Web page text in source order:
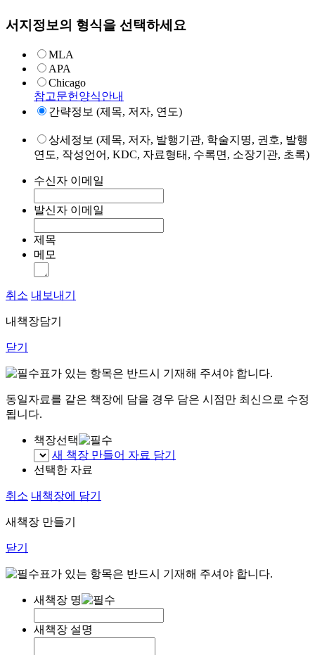
서지정보의 형식을 선택하세요
MLA
APA
Chicago
참고문헌양식안내
간략정보 (제목, 저자, 연도)
상세정보 (제목, 저자, 발행기관, 학술지명, 권호, 발행
연도, 작성언어, KDC, 자료형태, 수록면, 소장기관, 초록)
수신자 이메일
발신자 이메일
제목
메모
취소 내보내기
내책장담기
닫기
표가 있는 항목은 반드시 기재해 주셔야 합니다.
동일자료를 같은 책장에 담을 경우 담은 시점만 최신으로 수정
됩니다.
책장선택
새 책장 만들어 자료 담기
선택한 자료
취소 내책장에 담기
새책장 만들기
닫기
표가 있는 항목은 반드시 기재해 주셔야 합니다.
새책장 명
새책장 설명